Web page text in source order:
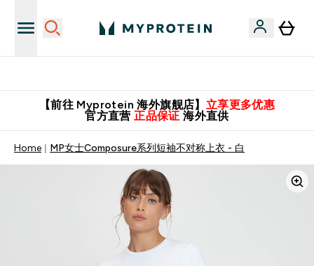
【前往 Myprotein 海外旗舰店】 立享更多优惠
官方直营 正品保证 海外直供
Home MP女士Composure系列短袖不对称上衣 - 白